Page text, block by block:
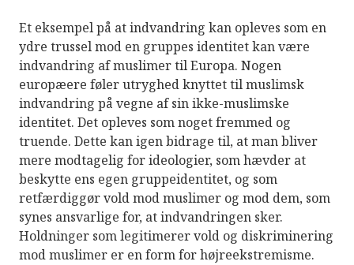
Et eksempel på at indvandring kan opleves som en
ydre trussel mod en gruppes identitet kan være
indvandring af muslimer til Europa. Nogen
europæere føler utryghed knyttet til muslimsk
indvandring på vegne af sin ikke-muslimske
identitet. Det opleves som noget fremmed og
truende. Dette kan igen bidrage til, at man bliver
mere modtagelig for ideologier, som hævder at
beskytte ens egen gruppeidentitet, og som
retfærdiggør vold mod muslimer og mod dem, som
synes ansvarlige for, at indvandringen sker.
Holdninger som legitimerer vold og diskriminering
mod muslimer er en form for højreekstremisme.